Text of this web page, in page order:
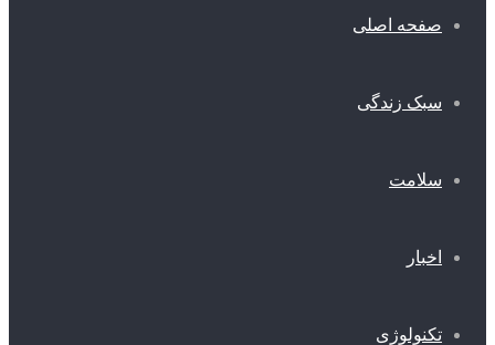
صفحه اصلی
سبک زندگی
سلامت
اخبار
تکنولوژی